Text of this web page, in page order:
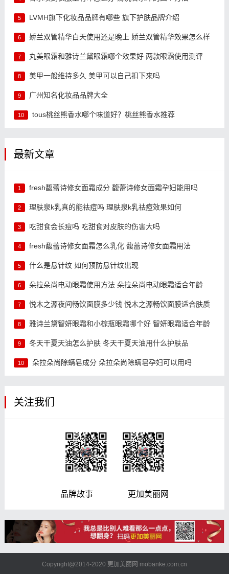
5 LVMH旗下化妆品品牌有哪些 旗下护肤品牌介绍
6 娇兰双管精华白天使用还是晚上 娇兰双管精华效果怎么样
7 丸美眼霜和雅诗兰黛眼霜哪个效果好 两款眼霜使用测评
8 美甲一般维持多久 美甲可以自己扣下来吗
9 广州知名化妆品品牌大全
10 tous桃丝熊香水哪个味道好？桃丝熊香水推荐
最新文章
1 fresh馥蕾诗修女面霜成分 馥蕾诗修女面霜孕妇能用吗
2 理肤泉k乳真的能祛痘吗 理肤泉k乳祛痘效果如何
3 吃甜食会长痘吗 吃甜食对皮肤的伤害大吗
4 fresh馥蕾诗修女面霜怎么乳化 馥蕾诗修女面霜用法
5 什么是悬针纹 如何预防悬针纹出现
6 朵拉朵尚电动眼霜使用方法 朵拉朵尚电动眼霜适合年龄
7 悦木之源夜间畅饮面膜多少钱 悦木之源畅饮面膜适合肤质
8 雅诗兰黛智妍眼霜和小棕瓶眼霜哪个好 智妍眼霜适合年龄
9 冬天干夏天油怎么护肤 冬天干夏天油用什么护肤品
10 朵拉朵尚除螨皂成分 朵拉朵尚除螨皂孕妇可以用吗
关注我们
品牌故事 更加美丽网
Copyright@2014-2020 更加美丽网 mobanke.com.cn